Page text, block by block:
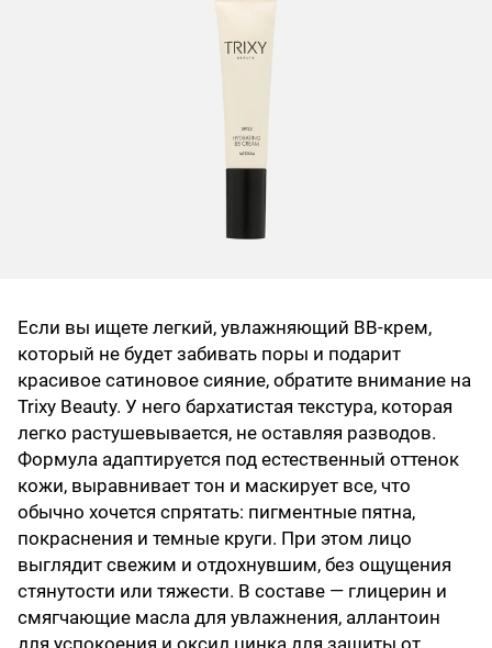
Если вы ищете легкий, увлажняющий BB‑крем,
который не будет забивать поры и подарит
красивое сатиновое сияние, обратите внимание на
Trixy Beauty. У него бархатистая текстура, которая
легко растушевывается, не оставляя разводов.
Формула адаптируется под естественный оттенок
кожи, выравнивает тон и маскирует все, что
обычно хочется спрятать: пигментные пятна,
покраснения и темные круги. При этом лицо
выглядит свежим и отдохнувшим, без ощущения
стянутости или тяжести. В составе — глицерин и
смягчающие масла для увлажнения, аллантоин